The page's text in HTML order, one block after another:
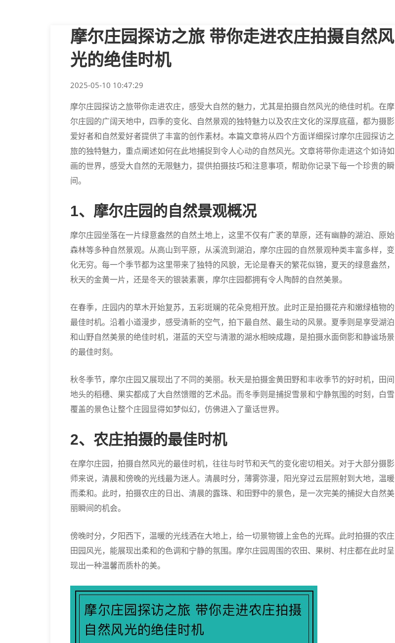
摩尔庄园探访之旅 带你走进农庄拍摄自然风
光的绝佳时机
2025-05-10 10:47:29
摩尔庄园探访之旅带你走进农庄，感受大自然的魅力，尤其是拍摄自然风光的绝佳时机。在摩
尔庄园的广阔天地中，四季的变化、自然景观的独特魅力以及农庄文化的深厚底蕴，都为摄影
爱好者和自然爱好者提供了丰富的创作素材。本篇文章将从四个方面详细探讨摩尔庄园探访之
旅的独特魅力，重点阐述如何在此地捕捉到令人心动的自然风光。文章将带你走进这个如诗如
画的世界，感受大自然的无限魅力，提供拍摄技巧和注意事项，帮助你记录下每一个珍贵的瞬
间。
1、摩尔庄园的自然景观概况
摩尔庄园坐落在一片绿意盎然的自然土地上，这里不仅有广袤的草原，还有幽静的湖泊、原始
森林等多种自然景观。从高山到平原，从溪流到湖泊，摩尔庄园的自然景观种类丰富多样，变
化无穷。每一个季节都为这里带来了独特的风貌，无论是春天的繁花似锦，夏天的绿意盎然，
秋天的金黄一片，还是冬天的银装素裹，摩尔庄园都拥有令人陶醉的自然美景。
在春季，庄园内的草木开始复苏，五彩斑斓的花朵竞相开放。此时正是拍摄花卉和嫩绿植物的
最佳时机。沿着小道漫步，感受清新的空气，拍下最自然、最生动的风景。夏季则是享受湖泊
和山野自然美景的绝佳时机，湛蓝的天空与清澈的湖水相映成趣，是拍摄水面倒影和静谧场景
的最佳时刻。
秋冬季节，摩尔庄园又展现出了不同的美丽。秋天是拍摄金黄田野和丰收季节的好时机，田间
地头的稻穗、果实都成了大自然馈赠的艺术品。而冬季则是捕捉雪景和宁静氛围的时刻，白雪
覆盖的景色让整个庄园显得如梦似幻，仿佛进入了童话世界。
2、农庄拍摄的最佳时机
在摩尔庄园，拍摄自然风光的最佳时机，往往与时节和天气的变化密切相关。对于大部分摄影
师来说，清晨和傍晚的光线最为迷人。清晨时分，薄雾弥漫，阳光穿过云层照射到大地，温暖
而柔和。此时，拍摄农庄的日出、清晨的露珠、和田野中的景色，是一次完美的捕捉大自然美
丽瞬间的机会。
傍晚时分，夕阳西下，温暖的光线洒在大地上，给一切景物镀上金色的光辉。此时拍摄的农庄
田园风光，能展现出柔和的色调和宁静的氛围。摩尔庄园周围的农田、果树、村庄都在此时呈
现出一种温馨而质朴的美。